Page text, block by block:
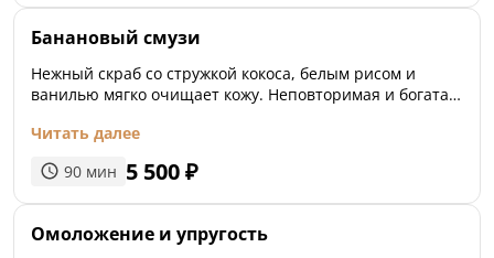
Банановый смузи
Нежный скраб со стружкой кокоса, белым рисом и
ванилью мягко очищает кожу. Неповторимая и богатая
высушенного банана, мёда, кокосового молока питает и
натуральным кокосовым маслом придаёт коже мягкость
и бархатистость.
Читать далее
90 мин 5 500₽
Омоложение и упругость